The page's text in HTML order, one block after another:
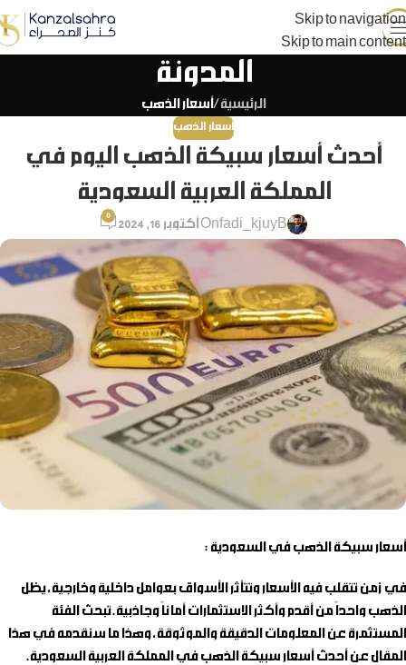
Skip to navigation
Skip to main content
المدونة
الرئيسية / أسعار الذهب
أسعار الذهب
أحدث أسعار سبيكة الذهب اليوم في
المملكة العربية السعودية
fadi_kjuyBOn أكتوبر 16, 2024
0
أسعار سبيكة الذهب في السعودية :
في زمن تتقلب فيه الأسعار وتتأثر الأسواق بعوامل داخلية وخارجية، يظل
الذهب واحداً من أقدم وأكثر الاستثمارات أماناً وجاذبية. تبحث الفئة
المستثمرة عن المعلومات الدقيقة والموثوقة، وهذا ما سنقدمه في هذا
المقال عن أحدث أسعار سبيكة الذهب في المملكة العربية السعودية.